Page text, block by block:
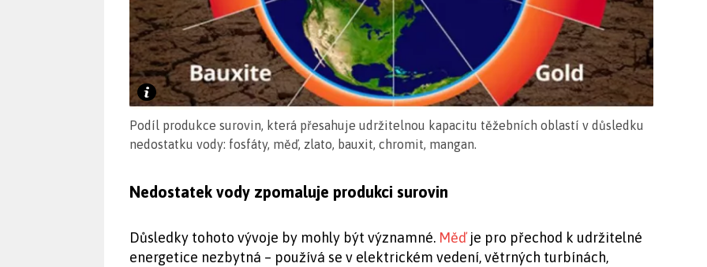
Podíl produkce surovin, která přesahuje udržitelnou kapacitu těžebních oblastí v důsledku
nedostatku vody: fosfáty, měď, zlato, bauxit, chromit, mangan.
Nedostatek vody zpomaluje produkci surovin
Důsledky tohoto vývoje by mohly být významné. Měďje pro přechod k udržitelné
energetice nezbytná – používá se v elektrickém vedení, větrných turbínách,